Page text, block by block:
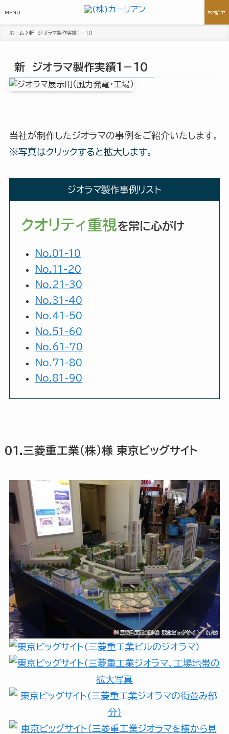
お問合せ
MENU
ホーム 新 ジオラマ製作実績１－１０
新 ジオラマ製作実績１－１０
当社が制作したジオラマの事例をご紹介いたします。
※写真はクリックすると拡大します。
ジオラマ製作事例リスト
クオリティ重視を常に心がけ
No.01-10
No.11-20
No. 21-30
No.31-40
No.41-50
No. 51-60
No. 61-70
No. 71-80
No.81-90
01.三菱重工業(株)様 東京ビッグサイト